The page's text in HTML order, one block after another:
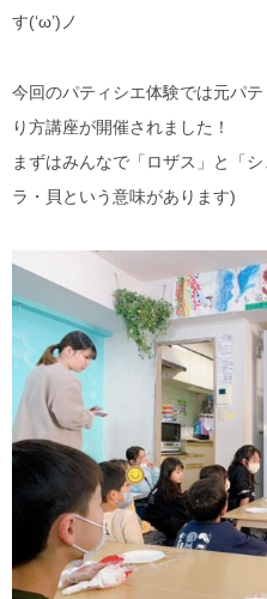
す(‘ω’)ノ
今回のパティシエ体験では元パ
り方講座が開催されました！
まずはみんなで「ロザス」と「
ラ・貝という意味があります)